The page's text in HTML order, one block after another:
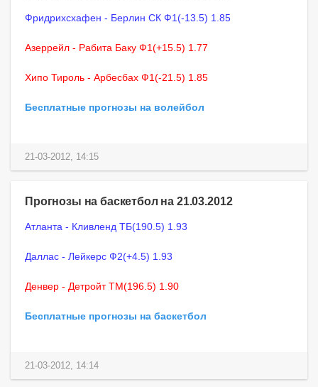
Фридрихсхафен - Берлин СК Ф1(-13.5) 1.85
Азеррейл - Рабита Баку Ф1(+15.5) 1.77
Хипо Тироль - Арбесбах Ф1(-21.5) 1.85
Бесплатные прогнозы на волейбол
21-03-2012, 14:15
Прогнозы на баскетбол на 21.03.2012
Атланта - Кливленд ТБ(190.5) 1.93
Даллас - Лейкерс Ф2(+4.5) 1.93
Денвер - Детройт ТМ(196.5) 1.90
Бесплатные прогнозы на баскетбол
21-03-2012, 14:14